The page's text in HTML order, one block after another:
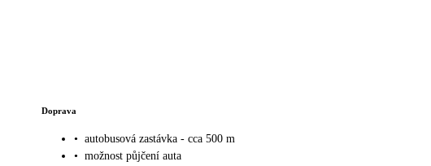
Doprava
• autobusová zastávka - cca 500 m
• možnost půjčení auta